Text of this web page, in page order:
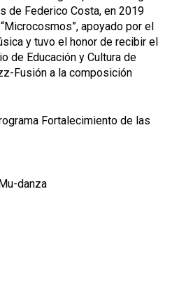
de Federico Costa, en 2019
apoyado por el
y tuvo el honor de recibir el
de Educación y Cultura de
Fusión a la composición
Fortalecimiento de las
danza